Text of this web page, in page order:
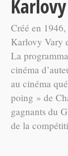
Créé en
Karlovy Vary
La
cinéma
au cinéma
poing » de
gagnants du
de la